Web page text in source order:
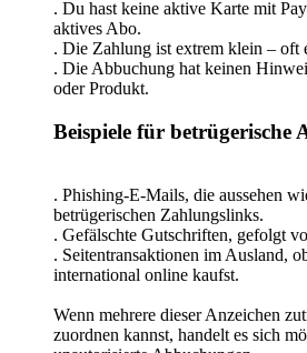
. Du hast keine aktive Karte mit
aktives Abo.
. Die Zahlung ist extrem klein – oft
. Die Abbuchung hat keinen
oder Produkt.
Beispiele für betrügerische
. Phishing-E-Mails, die aussehen
betrügerischen Zahlungslinks.
. Gefälschte Gutschriften, gefolgt
. Seitentransaktionen im Ausland,
international online kaufst.
Wenn mehrere dieser Anzeichen
zuordnen kannst, handelt es sich